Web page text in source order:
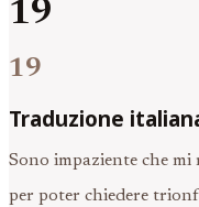
19
19
Traduzione
Sono impaziente che mi
per poter chiedere